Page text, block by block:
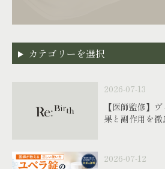
カテゴリーを選択
2026-07-13
【医師監修】
果と副作用を徹
2026-07-12